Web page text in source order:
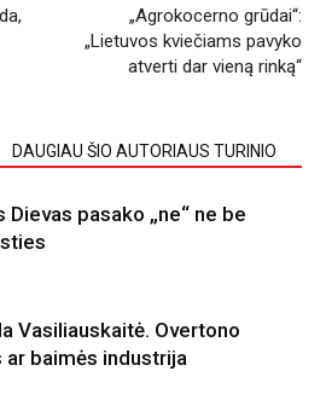
„Agrokocerno grūdai“:
„Lietuvos kviečiams pavyko
atverti dar vieną rinką“
DAUGIAU ŠIO AUTORIAUS TURINIO
Dievas pasako „ne“ ne be
Vasiliauskaitė. Overtono
ar baimės industrija